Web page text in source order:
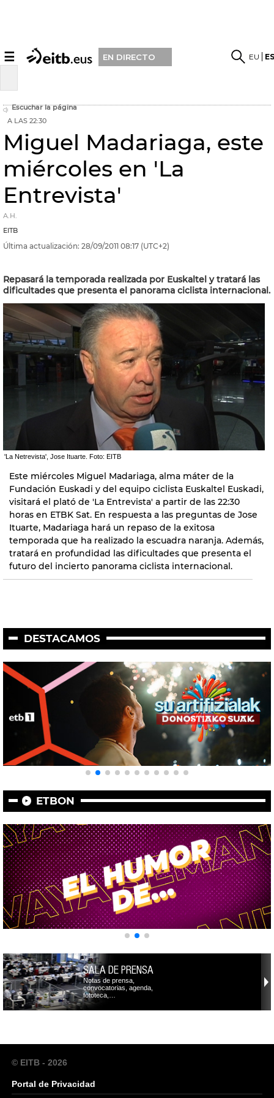
☰ EN DIRECTO EU
Escuchar la página
A LAS 22:30
Miguel Madariaga, este
miércoles en 'La
Entrevista'
A.H.
EITB
Última actualización: 28/09/2011 08:17 (UTC+2)
Repasará la temporada realizada por Euskaltel y tratará las
dificultades que presenta el panorama ciclista internacional.
'La Netrevista', Jose Ituarte. Foto: EITB
Este miércoles Miguel Madariaga, alma máter de la
Fundación Euskadi y del equipo ciclista Euskaltel Euskadi,
visitará el plató de 'La Entrevista' a partir de las 22:30
horas en ETBK Sat. En respuesta a las preguntas de Jose
Ituarte, Madariaga hará un repaso de la exitosa
temporada que ha realizado la escuadra naranja. Además,
tratará en profundidad las dificultades que presenta el
futuro del incierto panorama ciclista internacional.
DESTACAMOS
ETBON
SALA DE PRENSA
Notas de prensa,
convocatorias, agenda,
fototeca,…
© EITB - 2026
Portal de Privacidad